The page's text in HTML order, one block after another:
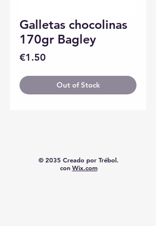
Galletas chocolinas
170gr Bagley
€1.50
Out of Stock
© 2035 Creado por Trébol.
con Wix.com